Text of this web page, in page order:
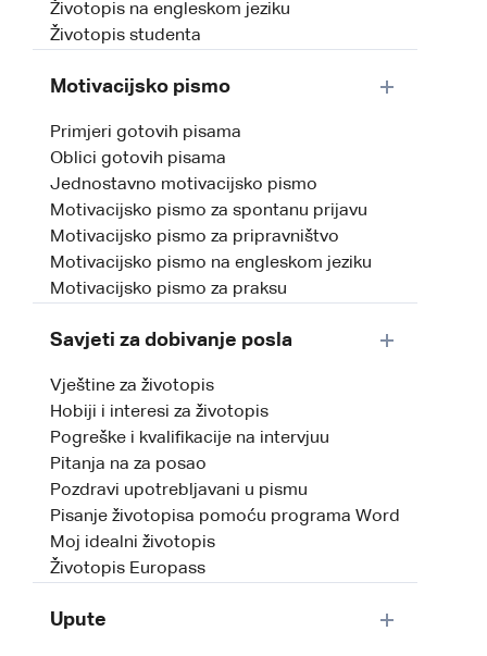
Životopis na engleskom jeziku
Životopis studenta
Motivacijsko pismo
Primjeri gotovih pisama
Oblici gotovih pisama
Jednostavno motivacijsko pismo
Motivacijsko pismo za spontanu prijavu
Motivacijsko pismo za pripravništvo
Motivacijsko pismo na engleskom jeziku
Motivacijsko pismo za praksu
Savjeti za dobivanje posla
Vještine za životopis
Hobiji i interesi za životopis
Pogreške i kvalifikacije na intervjuu
Pitanja na za posao
Pozdravi upotrebljavani u pismu
Pisanje životopisa pomoću programa Word
Moj idealni životopis
Životopis Europass
Upute